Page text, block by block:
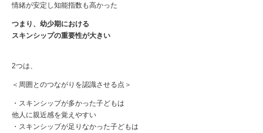
情緒が安定し知能指数も高かった
つまり、幼少期における
スキンシップの重要性が大きい
2つは、
＜周囲とのつながりを認識させる点＞
・スキンシップが多かった子どもは
他人に親近感を覚えやすい
・スキンシップが足りなかった子どもは